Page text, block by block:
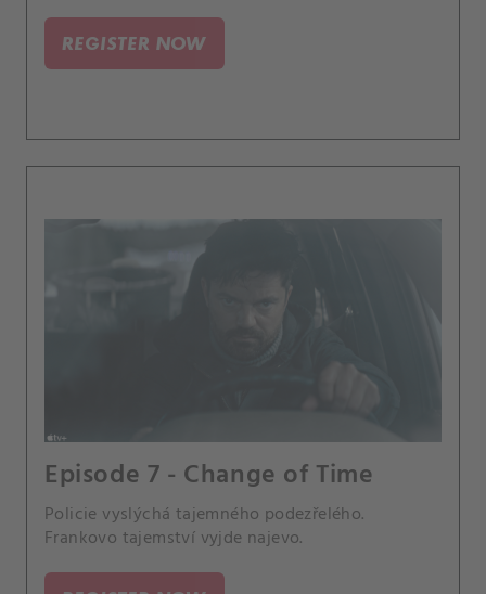
REGISTER NOW
Episode 7 - Change of Time
Policie vyslýchá tajemného podezřelého.
Frankovo tajemství vyjde najevo.